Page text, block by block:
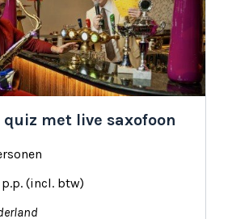
met live saxofoon
p.p. (incl. btw)